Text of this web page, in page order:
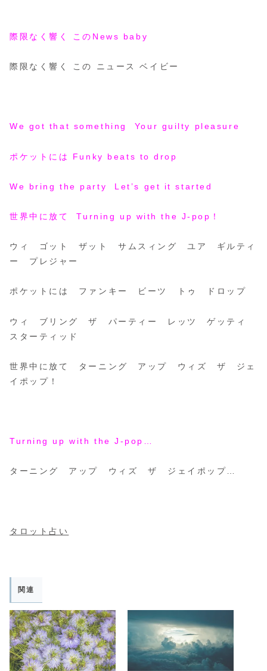
際限なく響く このNews baby
際限なく響く この ニュース ベイビー
We got that something Your guilty pleasure
ポケットには Funky beats to drop
We bring the party Let’s get it started
世界中に放て Turning up with the J-pop！
ウィ ゴット ザット サムスィング ユア ギルティ
ー プレジャー
ポケットには ファンキー ビーツ トゥ ドロップ
ウィ ブリング ザ パーティー レッツ ゲッティ
スターティッド
世界中に放て ターニング アップ ウィズ ザ ジェ
イポップ！
Turning up with the J-pop…
ターニング アップ ウィズ ザ ジェイポップ…
タロット占い
関連